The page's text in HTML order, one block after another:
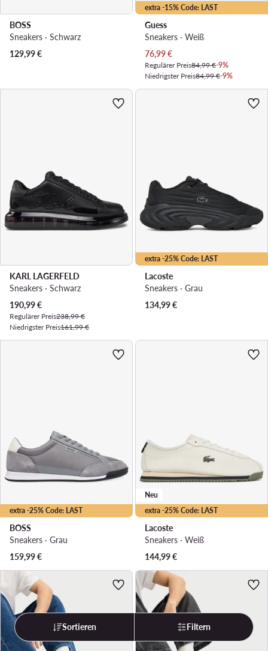
BOSS
Sneakers · Schwarz
129,99€
extra -15% Code: LAST
Guess
Sneakers · Weiß
Aktueller Preis
76,99€
Regulärer Preis84,99 €-9%
Niedrigster Preis84,99 €-9%
KARL LAGERFELD
Sneakers · Schwarz
Aktueller Preis
190,99€
Regulärer Preis238,99 €
Niedrigster Preis161,99 €
extra -25% Code: LAST
Lacoste
Sneakers · Grau
134,99€
extra -25% Code: LAST
BOSS
Sneakers · Grau
159,99€
extra -25% Code: LAST
Neu
Lacoste
Sneakers · Weiß
144,99€
Sortieren Filtern